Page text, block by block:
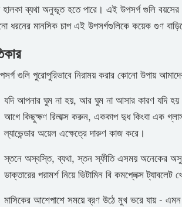
হালকা ব্যথা অনুভূত হতে পারে। এই উপসর্গ গুলি
ধরনের মানসিক চাপ এই উপসর্গগুলিকে কয়েক গুণ
গুলি পুরোপুরিভাবে নিরাময় করার কোনো উপায়
যদি আপনার ঘুম না হয়, আর ঘুম না আসার কারণ যদি
আগে কিছুক্ষণ রিলাক্স করুন, এককাপ দুধ কিংবা এক
ল্যাভেন্ডার অয়েল এক্ষেত্রে দারুণ কাজ করে।
স্তনে অস্বস্তি, ব্যথা, স্তন স্ফীতি এসময় অনেকের
ডাক্তারের পরামর্শ নিয়ে ভিটামিন বি কমপ্লেক্স ট্যাবলেট
মাসিকের আশেপাশে সময়ে ব্রণ উঠে মুখ ভরে যায় -